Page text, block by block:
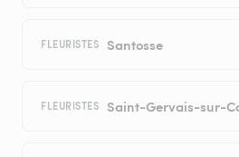
FLEURISTES Santosse
FLEURISTES Saint-Gervais-sur-